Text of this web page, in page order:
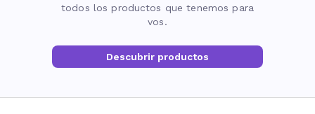
todos los productos que tenemos para
vos.
Descubrir productos